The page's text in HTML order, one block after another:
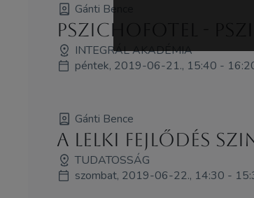
Gánti Bence
Pszichofotel -
INTEGRÁL AKADÉMIA
péntek, 2019-06-21., 15:40 -
Gánti Bence
A lelki fejlődés
TUDATOSSÁG
szombat, 2019-06-22., 14:30 -